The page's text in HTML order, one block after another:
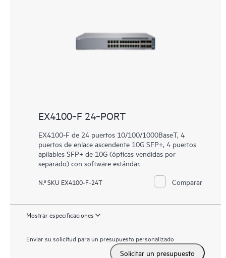
EX4100‑F 24‑PORT
EX4100-F de 24 puertos 10/100/1000BaseT, 4
puertos de enlace ascendente 10G SFP+, 4 puertos
apilables SFP+ de 10G (ópticas vendidas por
separado) con software estándar.
N.º SKU EX4100-F-24T Comparar
Mostrar especificaciones
Enviar su solicitud para un presupuesto personalizado
Solicitar un presupuesto